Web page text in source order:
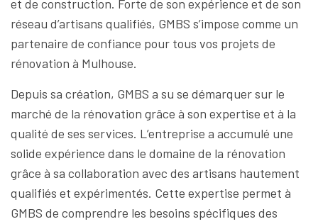
et de construction. Forte de son expérience et de son
réseau d’artisans qualifiés, GMBS s’impose comme un
partenaire de confiance pour tous vos projets de
rénovation à Mulhouse.
Depuis sa création, GMBS a su se démarquer sur le
marché de la rénovation grâce à son expertise et à la
qualité de ses services. L’entreprise a accumulé une
solide expérience dans le domaine de la rénovation
grâce à sa collaboration avec des artisans hautement
qualifiés et expérimentés. Cette expertise permet à
GMBS de comprendre les besoins spécifiques des